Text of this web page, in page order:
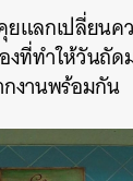
แลกเปลี่ยนค
งที่ทำให้วันถั
งานพร้อมกัน